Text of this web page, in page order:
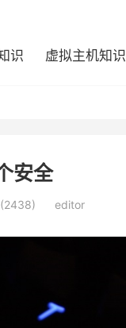
识 虚拟主机知识
安全
editor